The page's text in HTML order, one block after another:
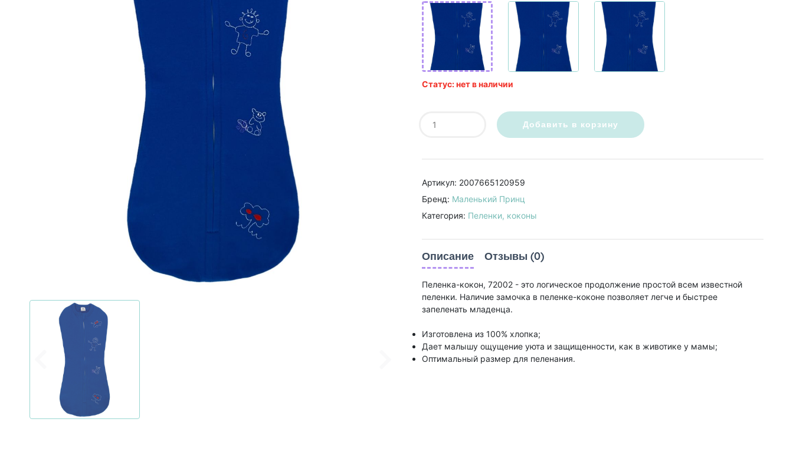
Статус: нет в наличии
Добавить в корзину
Артикул: 2007665120959
Бренд: Маленький Принц
Категория: Пеленки, коконы
Описание Отзывы (0)
Пеленка-кокон, 72002 - это логическое продолжение простой всем известной
пеленки. Наличие замочка в пеленке-коконе позволяет легче и быстрее
запеленать младенца.
Изготовлена из 100% хлопка;
Дает малышу ощущение уюта и защищенности, как в животике у мамы;
Оптимальный размер для пеленания.